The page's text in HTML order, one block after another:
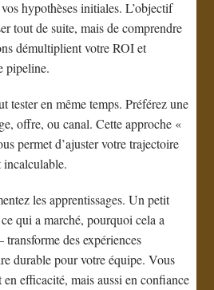
hypothèses initiales. L’objectif
tout de suite, mais de comprendre
démultiplient votre ROI et
pipeline.
tester en même temps. Préférez une
offre, ou canal. Cette approche «
permet d’ajuster votre trajectoire
incalculable.
les apprentissages. Un petit
qui a marché, pourquoi cela a
des expériences
durable pour votre équipe. Vous
en efficacité, mais aussi en confiance